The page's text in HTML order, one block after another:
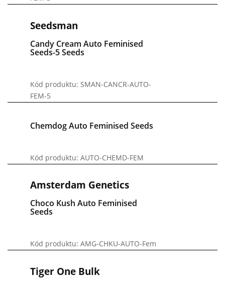
Seedsman
Candy Cream Auto Feminised
Seeds-5 Seeds
Kód produktu: SMAN-CANCR-AUTO-
FEM-5
Chemdog Auto Feminised Seeds
Kód produktu: AUTO-CHEMD-FEM
Amsterdam Genetics
Choco Kush Auto Feminised
Seeds
Kód produktu: AMG-CHKU-AUTO-Fem
Tiger One Bulk